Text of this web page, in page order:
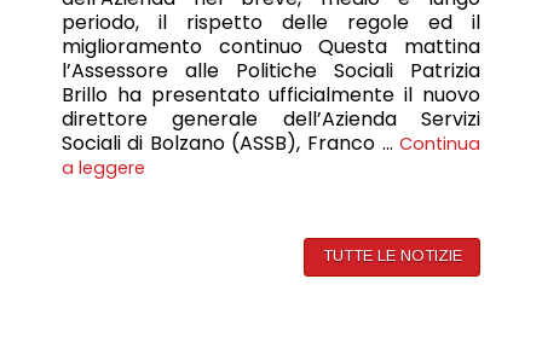
periodo, il rispetto delle regole ed il
miglioramento continuo Questa mattina
l’Assessore alle Politiche Sociali Patrizia
Brillo ha presentato ufficialmente il nuovo
direttore generale dell’Azienda Servizi
Sociali di Bolzano (ASSB), Franco …Continua
a leggere
TUTTE LE NOTIZIE